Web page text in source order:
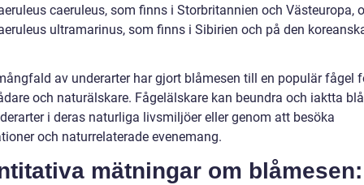
caeruleus, som finns i Storbritannien och Västeuropa,
ultramarinus, som finns i Sibirien och på den
av underarter har gjort blåmesen till en populär fågel
och naturälskare. Fågelälskare kan beundra och iaktta
i deras naturliga livsmiljöer eller genom att besöka
och naturrelaterade evenemang.
mätningar om blåmesen: